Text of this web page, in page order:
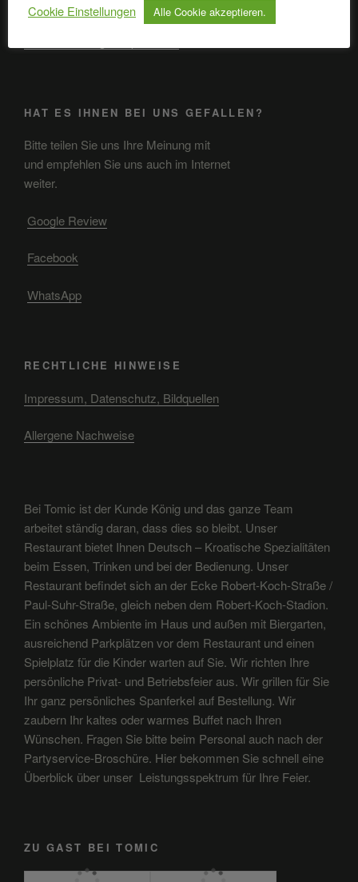
ANFAHRT
HAT ES IHNEN BEI UNS GEFALLEN?
Bitte teilen Sie uns Ihre Meinung mit
und empfehlen Sie uns auch im Internet
weiter.
Google Review
Facebook
WhatsApp
RECHTLICHE HINWEISE
Impressum, Datenschutz, Bildquellen
Allergene Nachweise
Bei Tomic ist der Kunde König und das ganze Team
arbeitet ständig daran, dass dies so bleibt. Unser
Restaurant bietet Ihnen Deutsch – Kroatische Spezialitäten
beim Essen, Trinken und bei der Bedienung. Unser
Restaurant befindet sich an der Ecke Robert-Koch-Straße /
Paul-Suhr-Straße, gleich neben dem Robert-Koch-Stadion.
Ein schönes Ambiente im Haus und außen mit Biergarten,
ausreichend Parkplätzen vor dem Restaurant und einen
Spielplatz für die Kinder warten auf Sie. Wir richten Ihre
persönliche Privat- und Betriebsfeier aus. Wir grillen für Sie
Ihr ganz persönliches Spanferkel auf Bestellung. Wir
zaubern Ihr kaltes oder warmes Buffet nach Ihren
Wünschen. Fragen Sie bitte beim Personal auch nach der
Partyservice-Broschüre. Hier bekommen Sie schnell eine
Überblick über unser Leistungsspektrum für Ihre Feier.
ZU GAST BEI TOMIC
Cookie Einstellungen
Alle Cookie akzeptieren.